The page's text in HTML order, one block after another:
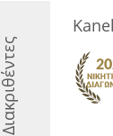
Διακριθέντες